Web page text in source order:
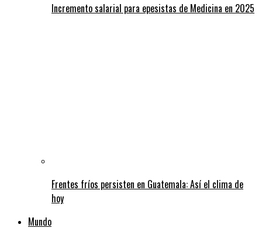
Incremento salarial para epesistas de Medicina en 2025
Frentes fríos persisten en Guatemala: Así el clima de
hoy
Mundo